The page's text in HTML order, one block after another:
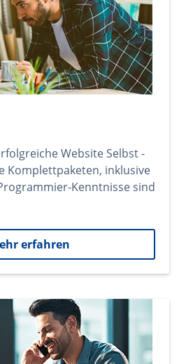
Website Selbst -
Komplettpaketen, inklusive
Kenntnisse sind
erfahren